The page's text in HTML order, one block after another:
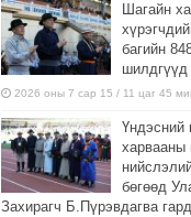
Шагайн
багийн
2026 оны 7 сар 15 / 11 цаг 45
Үндэсний
харвааны
бөгөөд
Захирагч Б.Пүрэвдагва